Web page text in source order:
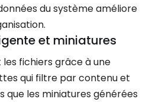
du système améliore
et miniatures
fichiers grâce à une
qui filtre par contenu et
que les miniatures générées